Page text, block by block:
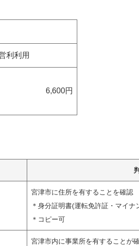
利利用
6,600円
宮津市に住所を有することを確認
＊身分証明書(運転免許証・マイナ
＊コピー可
宮津市内に事業所を有することが